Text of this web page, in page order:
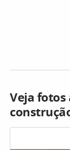
Veja fotos